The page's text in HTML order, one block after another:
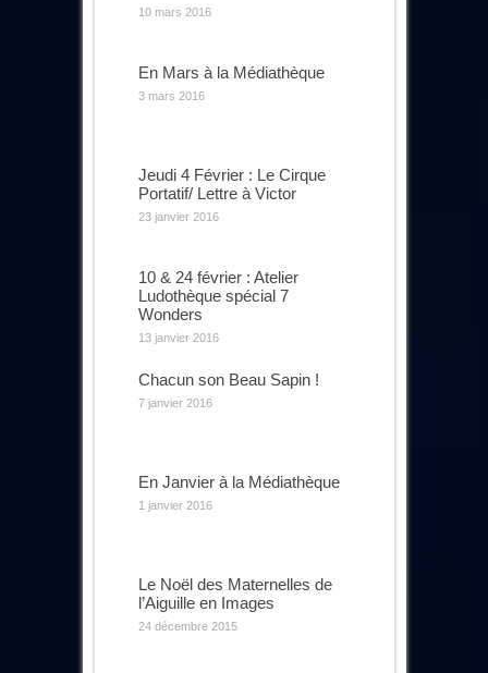
10 mars 2016
En Mars à la Médiathèque
3 mars 2016
Jeudi 4 Février : Le Cirque
Portatif/ Lettre à Victor
23 janvier 2016
10 & 24 février : Atelier
Ludothèque spécial 7
Wonders
13 janvier 2016
Chacun son Beau Sapin !
7 janvier 2016
En Janvier à la Médiathèque
1 janvier 2016
Le Noël des Maternelles de
l’Aiguille en Images
24 décembre 2015